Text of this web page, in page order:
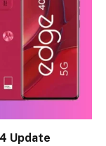
Update